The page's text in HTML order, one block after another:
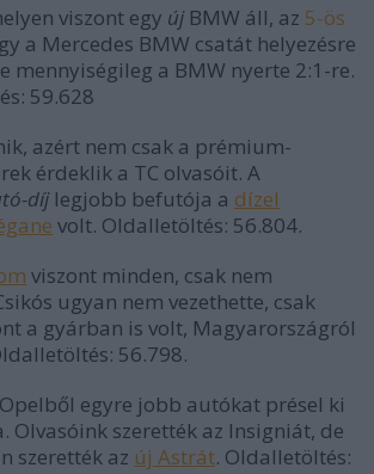
viszont egy új BMW áll, az 5-ös
a Mercedes BMW csatát helyezésre
mennyiségileg a BMW nyerte 2:1-re.
59.628
azért nem csak a prémium-
érdeklik a TC olvasóit. A
díj legjobb befutója a dízel
volt. Oldalletöltés: 56.804.
viszont minden, csak nem
ugyan nem vezethette, csak
a gyárban is volt, Magyarországról
56.798.
egyre jobb autókat présel ki
Olvasóink szerették az Insigniát, de
szerették az új Astrát. Oldalletöltés: